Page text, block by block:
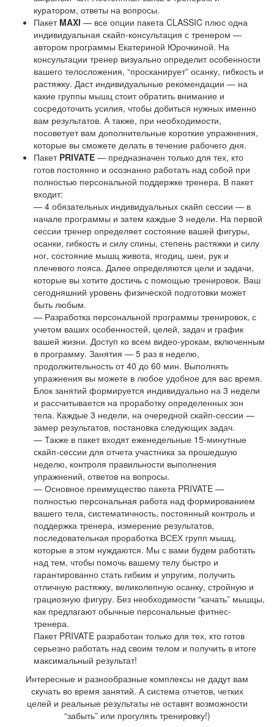
куратором, ответы на вопросы.
Пакет MAXI — все опции пакета CLASSIC плюс одна
индивидуальная скайп-консультация с тренером —
автором программы Екатериной Юрочкиной. На
консультации тренер визуально определит особенности
вашего телосложения, “просканирует” осанку, гибкость и
растяжку. Даст индивидуальные рекомендации — на
какие группы мышц стоит обратить внимание и
сосредоточить усилия, чтобы добиться нужных именно
вам результатов. А также, при необходимости,
посоветует вам дополнительные короткие упражнения,
которые вы сможете делать в течение рабочего дня.
Пакет PRIVATE — предназначен только для тех, кто
готов постоянно и осознанно работать над собой при
полностью персональной поддержке тренера. В пакет
входит:
— 4 обязательных индивидуальных скайп сессии — в
начале программы и затем каждые 3 недели. На первой
сессии тренер определяет состояние вашей фигуры,
осанки, гибкость и силу спины, степень растяжки и силу
ног, состояние мышц живота, ягодиц, шеи, рук и
плечевого пояса. Далее определяются цели и задачи,
которые вы хотите достичь с помощью тренировок. Ваш
сегодняшний уровень физической подготовки может
быть любым.
— Разработка персональной программы тренировок, с
учетом ваших особенностей, целей, задач и график
вашей жизни. Доступ ко всем видео-урокам, включенным
в программу. Занятия — 5 раз в неделю,
продолжительность от 40 до 60 мин. Выполнять
упражнения вы можете в любое удобное для вас время.
Блок занятий формируется индивидуально на 3 недели
и рассчитывается на проработку определенных зон
тела. Каждые 3 недели, на очередной скайп-сессии —
замер результатов, постановка следующих задач.
— Также в пакет входят еженедельные 15-минутные
скайп-сессии для отчета участника за прошедшую
неделю, контроля правильности выполнения
упражнений, ответов на вопросы.
— Основное преимущество пакета PRIVATE —
полностью персональная работа над формированием
вашего тела, систематичность, постоянный контроль и
поддержка тренера, измерение результатов,
последовательная проработка ВСЕХ групп мышц,
которые в этом нуждаются. Мы с вами будем работать
над тем, чтобы помочь вашему телу быстро и
гарантированно стать гибким и упругим, получить
отличную растяжку, великолепную осанку, стройную и
грациозную фигуру. Без необходимости “качать” мышцы,
как предлагают обычные персональные фитнес-
тренера.
Пакет PRIVATE разработан только для тех, кто готов
серьезно работать над своим телом и получить в итоге
максимальный результат!
Интересные и разнообразные комплексы не дадут вам
скучать во время занятий. А система отчетов, четких
целей и реальные результаты не оставят возможности
“забыть” или прогулять тренировку!)